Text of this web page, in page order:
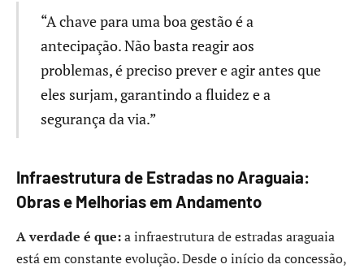
“A chave para uma boa gestão é a
antecipação. Não basta reagir aos
problemas, é preciso prever e agir antes que
eles surjam, garantindo a fluidez e a
segurança da via.”
Infraestrutura de Estradas no Araguaia:
Obras e Melhorias em Andamento
A verdade é que:a infraestrutura de estradas araguaia
está em constante evolução. Desde o início da concessão,